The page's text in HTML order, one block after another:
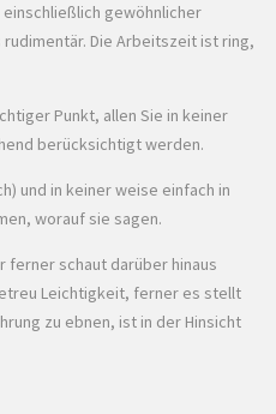
gewöhnlicher
Die Arbeitszeit ist ring,
Punkt, allen Sie in keiner
berücksichtigt werden.
und in keiner weise einfach in
worauf sie sagen.
ferner schaut darüber hinaus
Leichtigkeit, ferner es stellt
zu ebnen, ist in der Hinsicht